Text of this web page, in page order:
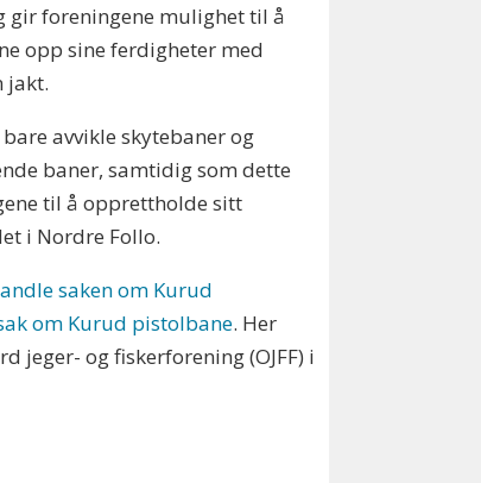
gir foreningene mulighet til å
opp sine ferdigheter med
jakt.
avvikle skytebaner og
baner, samtidig som dette
til å opprettholde sitt
i Nordre Follo.
saken om Kurud
om Kurud pistolbane. Her
jeger- og fiskerforening (OJFF) i